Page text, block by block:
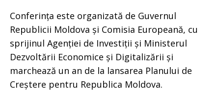
Conferința este organizată de Guvernul
Republicii Moldova și Comisia Europeană, cu
sprijinul Agenției de Investiții și Ministerul
Dezvoltării Economice și Digitalizării și
marchează un an de la lansarea Planului de
Creștere pentru Republica Moldova.